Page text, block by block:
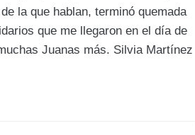
la que hablan, terminó quemada
que me llegaron en el día de
Juanas más. Silvia Martínez